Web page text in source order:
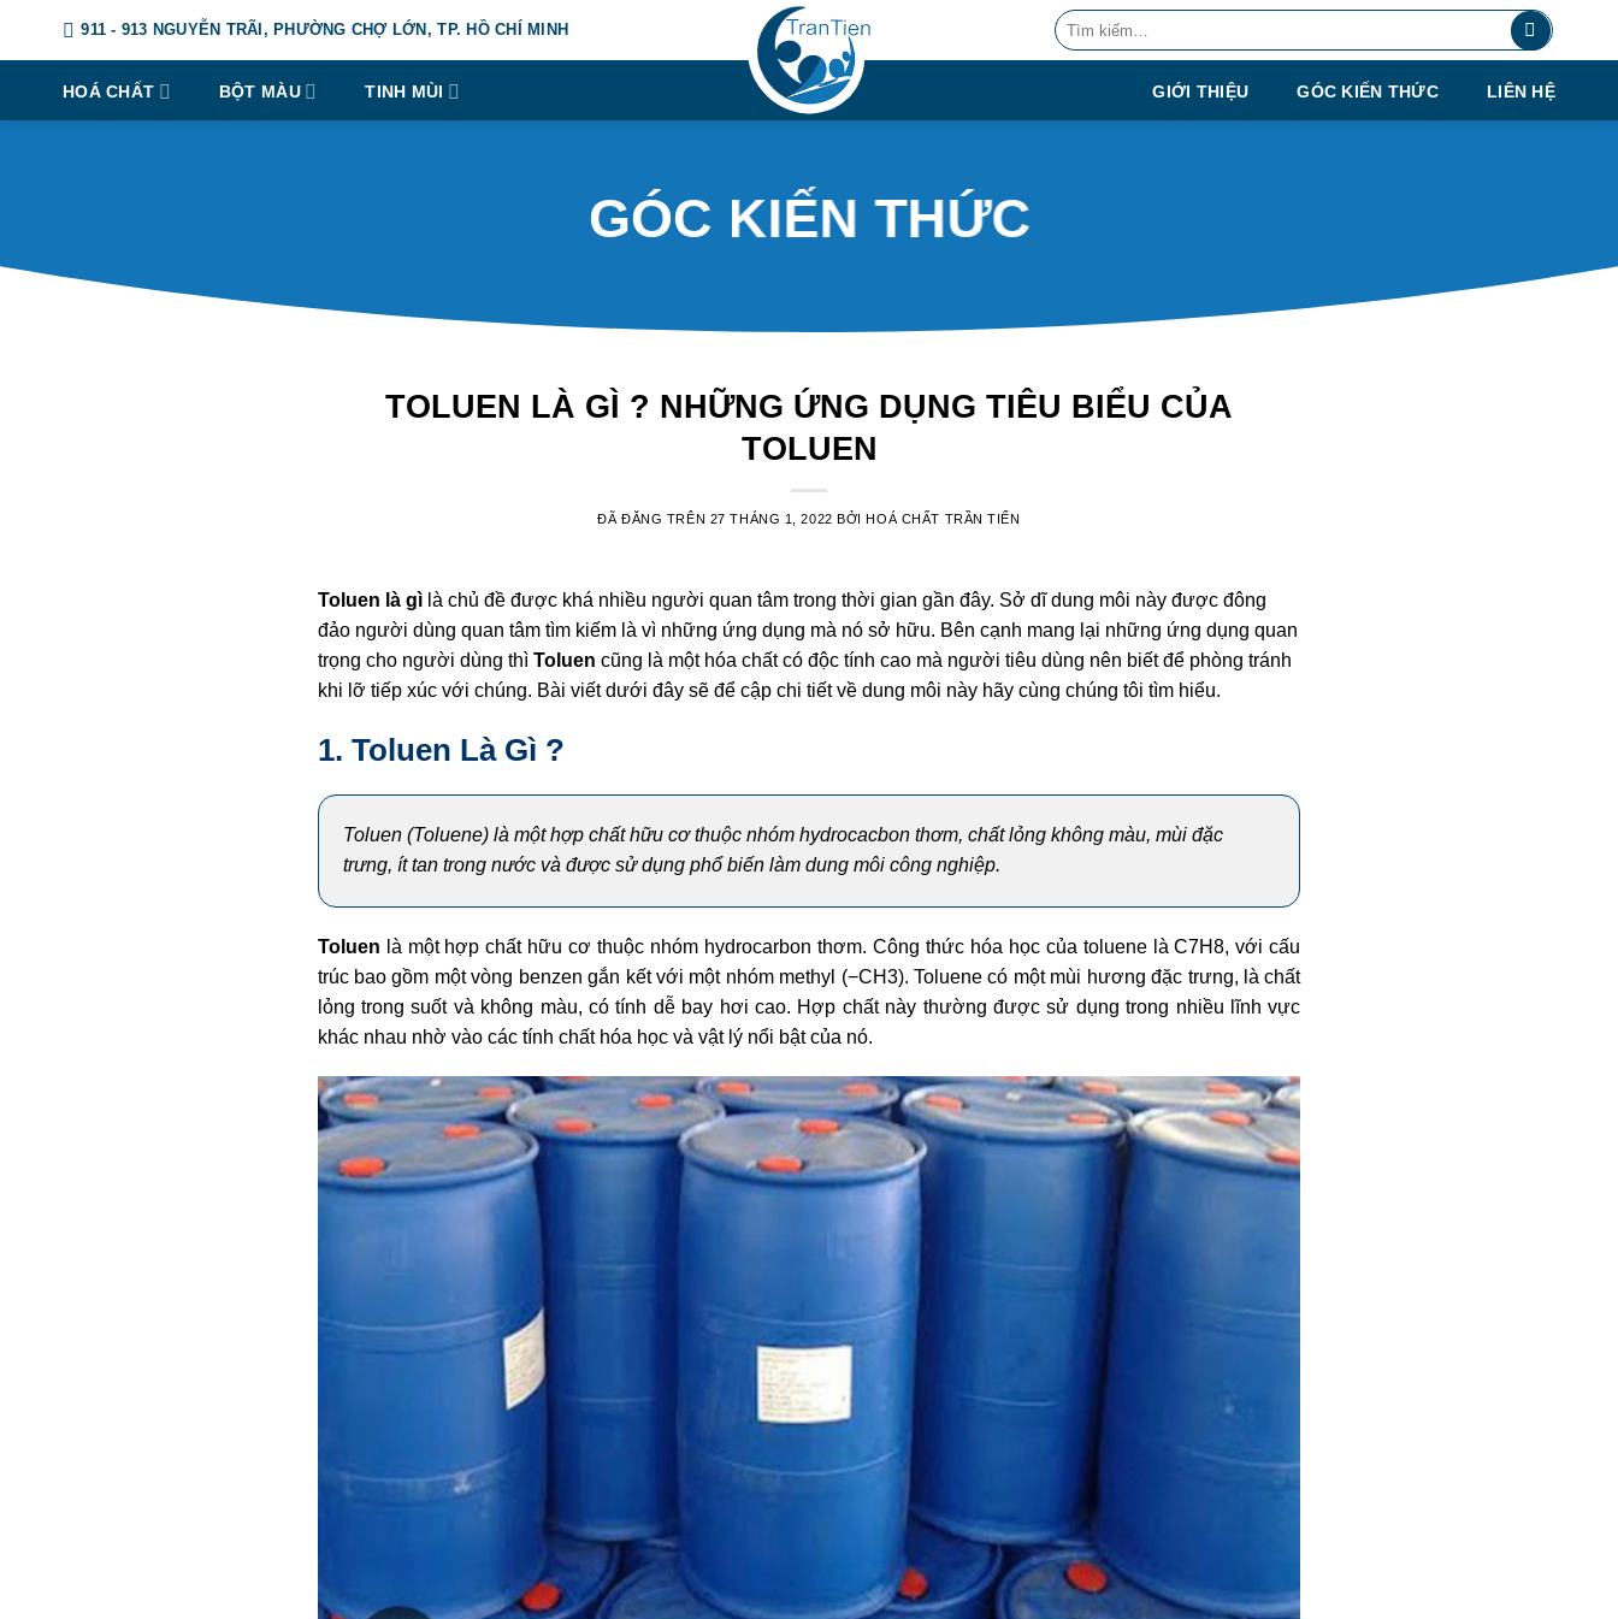
911 - 913 NGUYỄN TRÃI, PHƯỜNG CHỢ LỚN, TP. HỒ CHÍ MINH
Tìm
kiếm:
HOÁ CHẤT BỘT MÀU TINH MÙI GIỚI THIỆU GÓC KIẾN THỨC LIÊN HỆ
GÓC KIẾN THỨC
TOLUEN LÀ GÌ ? NHỮNG ỨNG DỤNG TIÊU BIỂU CỦA
TOLUEN
ĐÃ ĐĂNG TRÊN 27 THÁNG 1, 2022 BỞIHOÁ CHẤT TRẦN TIẾN
Toluen là gìlà chủ đề được khá nhiều người quan tâm trong thời gian gần đây. Sở dĩ dung môi này được đông
đảo người dùng quan tâm tìm kiếm là vì những ứng dụng mà nó sở hữu. Bên cạnh mang lại những ứng dụng quan
trọng cho người dùng thì Toluen cũng là một hóa chất có độc tính cao mà người tiêu dùng nên biết để phòng tránh
khi lỡ tiếp xúc với chúng. Bài viết dưới đây sẽ để cập chi tiết về dung môi này hãy cùng chúng tôi tìm hiểu.
1. Toluen Là Gì ?
Toluen (Toluene) là một hợp chất hữu cơ thuộc nhóm hydrocacbon thơm, chất lỏng không màu, mùi đặc
trưng, ít tan trong nước và được sử dụng phổ biến làm dung môi công nghiệp.
Toluen là một hợp chất hữu cơ thuộc nhóm hydrocarbon thơm. Công thức hóa học của toluene là C7H8, với cấu
trúc bao gồm một vòng benzen gắn kết với một nhóm methyl (−CH3). Toluene có một mùi hương đặc trưng, là chất
lỏng trong suốt và không màu, có tính dễ bay hơi cao. Hợp chất này thường được sử dụng trong nhiều lĩnh vực
khác nhau nhờ vào các tính chất hóa học và vật lý nổi bật của nó.